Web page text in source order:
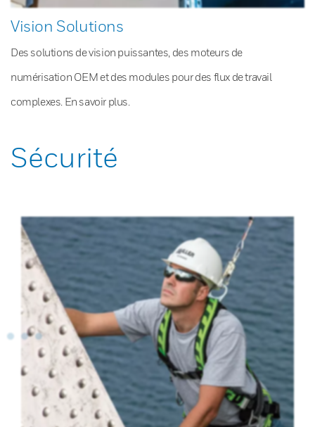
Vision Solutions
Des solutions de vision puissantes, des moteurs de
numérisation OEM et des modules pour des flux de travail
complexes. En savoir plus.
Sécurité